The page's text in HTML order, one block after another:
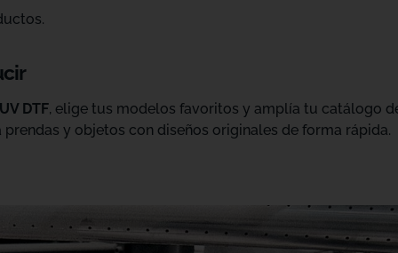
DTF, elige tus modelos favoritos y amplía tu catálogo
y objetos con diseños originales de forma rápida.